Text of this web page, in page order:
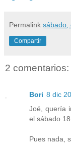
Permalink sábado,
Compartir
2 comentarios:
Bori 8 dic
Joé, quería
el sábado
Pues nada,